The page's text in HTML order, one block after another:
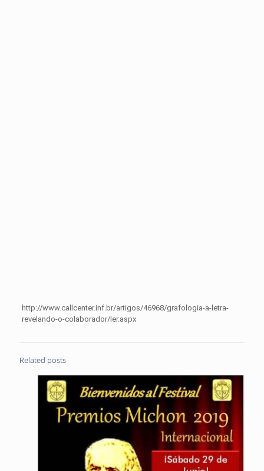
http://www.callcenter.inf.br/artigos/46968/grafologia-a-letra-
revelando-o-colaborador/ler.aspx
Related posts